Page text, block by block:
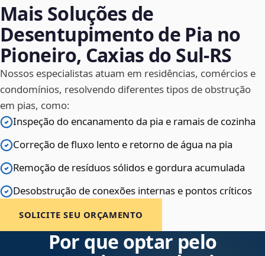
Mais Soluções de
Desentupimento de Pia no
Pioneiro, Caxias do Sul‑RS
Nossos especialistas atuam em residências, comércios e
condomínios, resolvendo diferentes tipos de obstrução
em pias, como:
Inspeção do encanamento da pia e ramais de cozinha
Correção de fluxo lento e retorno de água na pia
Remoção de resíduos sólidos e gordura acumulada
Desobstrução de conexões internas e pontos críticos
SOLICITE SEU ORÇAMENTO
Por que optar pelo